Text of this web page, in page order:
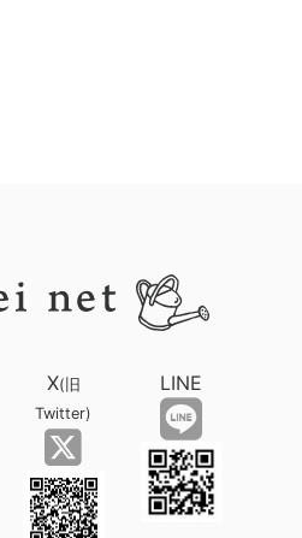
X(旧
Twitter)
LINE